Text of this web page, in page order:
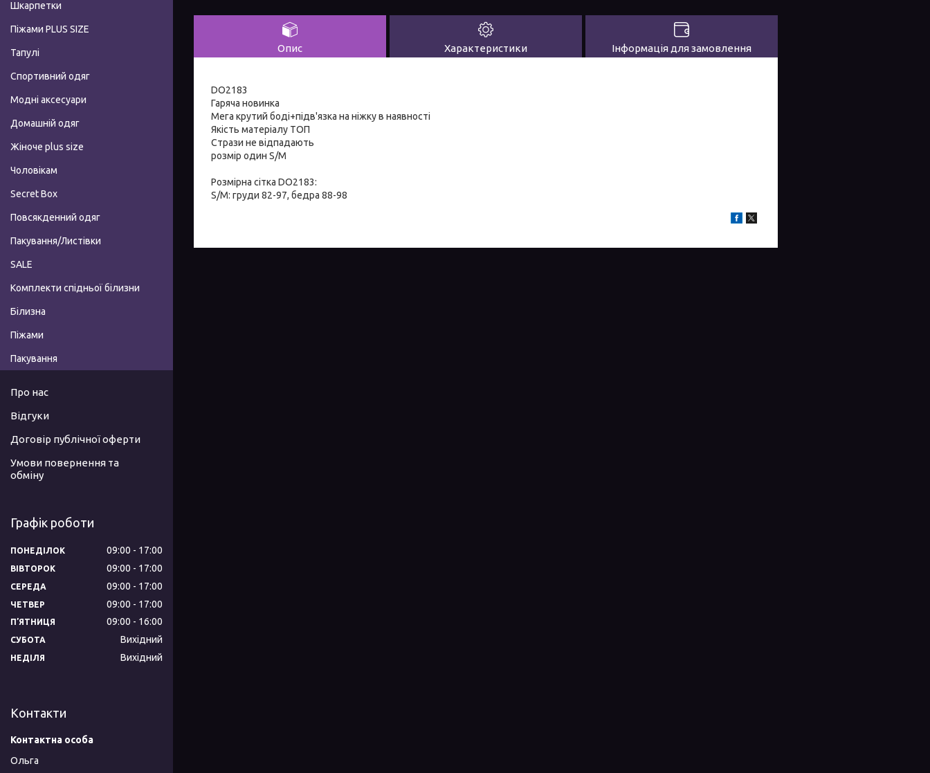
Опис Характеристики Інформація для замовлення
DO2183
Гаряча новинка
Мега крутий боді+підв'язка на ніжку в наявності
Якість матеріалу ТОП
Стрази не відпадають
розмір один S/М
Розмірна сітка DO2183:
S/M: груди 82-97, бедра 88-98
Шкарпетки
Піжами PLUS SIZE
Тапулі
Спортивний одяг
Модні аксесуари
Домашній одяг
Жіноче plus size
Чоловікам
Secret Box
Повсякденний одяг
Пакування/Листівки
SALE
Комплекти спідньої білизни
Білизна
Піжами
Пакування
Про нас
Відгуки
Договір публічної оферти
Умови повернення та
обміну
Графік роботи
ПОНЕДІЛОК 09:00 17:00
ВІВТОРОК 09:00 17:00
СЕРЕДА 09:00 17:00
ЧЕТВЕР 09:00 17:00
ПʼЯТНИЦЯ 09:00 16:00
СУБОТА Вихідний
НЕДІЛЯ Вихідний
Контакти
Ольга